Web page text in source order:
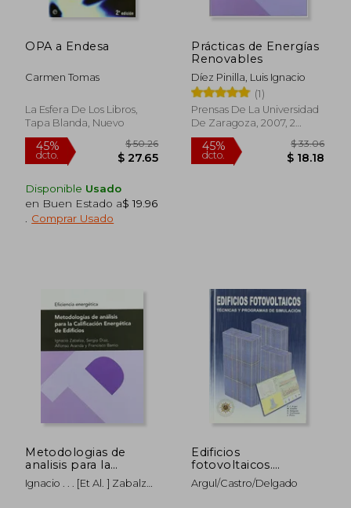
dcto.
OPA a Endesa
Carmen Tomas
La Esfera De Los Libros,
Tapa Blanda, Nuevo
Disponible Usado
en Buen Estado a$ 19.96
Comprar Usado
Prácticas de Energías
Renovables
Díez Pinilla, Luis Ignacio
(1)
Prensas De La Universidad
De Zaragoza, 2007, 2
Edición, Tapa Blanda,
Nuevo
Metodologias de
analisis para la
calificacion energetica
de edificios
Ignacio . . . [et Al. ] Zabalza
Edificios
fotovoltaicos.
tecnicas y programas
de simulacion + CD
Argul/castro/delgado